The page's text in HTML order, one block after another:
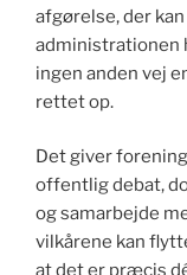
afgørelse, der
administrationen
ingen anden vej
rettet op.
Det giver
offentlig debat,
og samarbejde
vilkårene kan
at det er præcis